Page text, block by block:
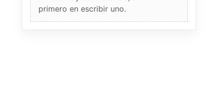
primero en escribir uno.